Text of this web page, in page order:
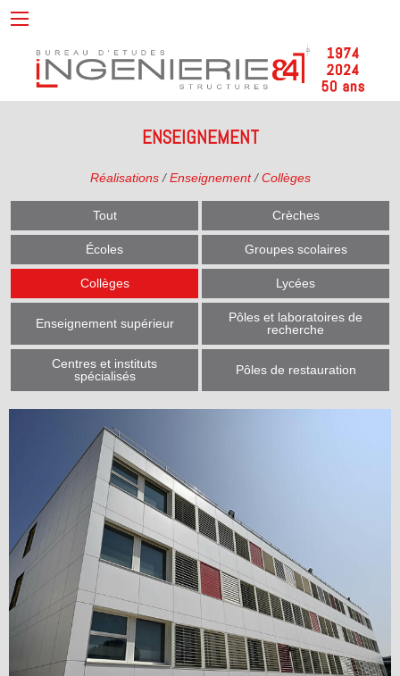
ENSEIGNEMENT
Réalisations/Enseignement/Collèges
Tout Crèches
Écoles Groupes scolaires
Collèges Lycées
Enseignement supérieur
Pôles et laboratoires de
recherche
Centres et instituts
spécialisés
Pôles de restauration